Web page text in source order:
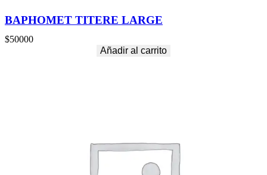
BAPHOMET TITERE LARGE
$50000
Añadir al carrito